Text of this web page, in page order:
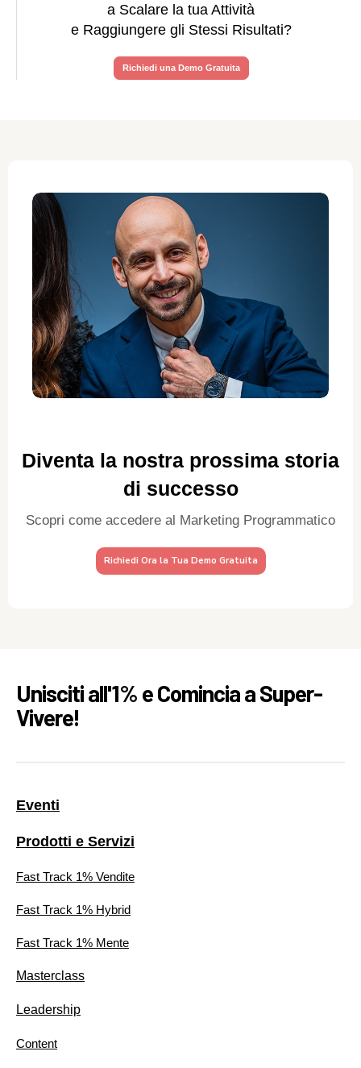
a Scalare la tua Attività
e Raggiungere gli Stessi Risultati?
Richiedi una Demo Gratuita
Diventa la nostra prossima storia
di successo
Scopri come accedere al Marketing Programmatico
Richiedi Ora la Tua Demo Gratuita
Unisciti all'1% e Comincia a Super-
Vivere!
Eventi
Prodotti e Servizi
Fast Track 1% Vendite
Fast Track 1% Hybrid
Fast Track 1% Mente
Masterclass
Leadership
Content